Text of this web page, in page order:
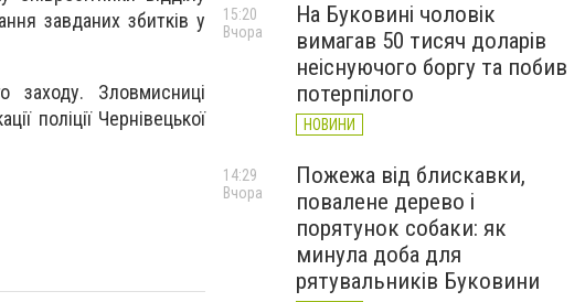
завданих збитків у
заходу. Зловмисниці
поліції Чернівецької
На Буковині чоловік
вимагав 50 тисяч доларів
неіснуючого боргу та побив
потерпілого
НОВИНИ
15:20
Вчора
Пожежа від блискавки,
повалене дерево і
порятунок собаки: як
минула доба для
рятувальників Буковини
14:29
Вчора